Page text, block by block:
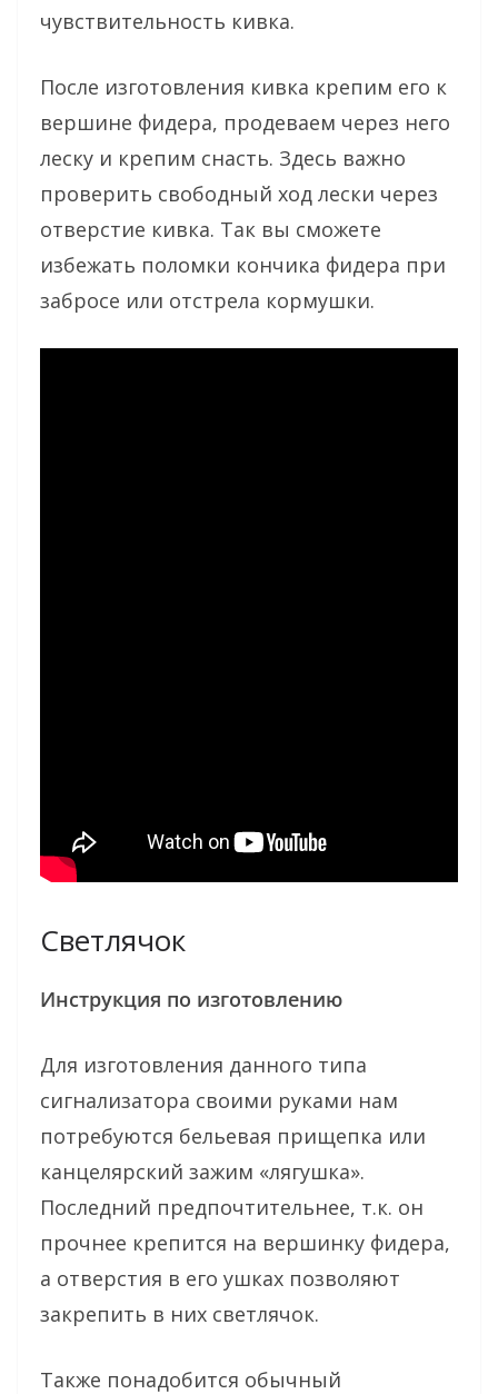
чувствительность кивка.
После изготовления кивка крепим его к
вершине фидера, продеваем через него
леску и крепим снасть. Здесь важно
проверить свободный ход лески через
отверстие кивка. Так вы сможете
избежать поломки кончика фидера при
забросе или отстрела кормушки.
Светлячок
Инструкция по изготовлению
Для изготовления данного типа
сигнализатора своими руками нам
потребуются бельевая прищепка или
канцелярский зажим «лягушка».
Последний предпочтительнее, т.к. он
прочнее крепится на вершинку фидера,
а отверстия в его ушках позволяют
закрепить в них светлячок.
Также понадобится обычный